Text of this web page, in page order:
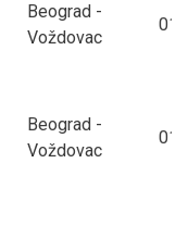
Beograd -
Voždovac
Beograd -
Voždovac